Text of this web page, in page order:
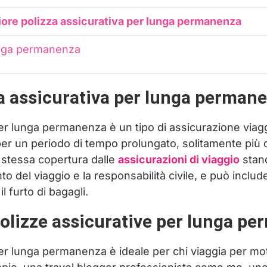
polizza assicurativa per lunga permanenza
permanenza
assicurativa per lunga
lunga permanenza è un tipo di assicurazione
un periodo di tempo prolungato, solitamente più
copertura dalle assicurazioni di viaggio
del viaggio e la responsabilità civile, e può
furto di bagagli.
assicurative per lunga
lunga permanenza è ideale per chi viaggia per